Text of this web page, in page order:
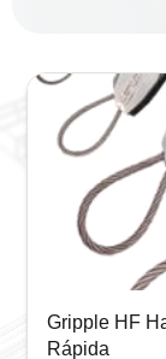
Gripple HF
Rápida